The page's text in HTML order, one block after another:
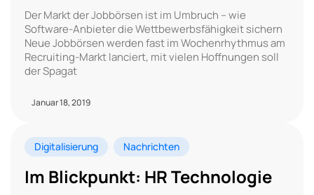
Der Markt der Jobbörsen ist im Umbruch – wie
Software-Anbieter die Wettbewerbsfähigkeit sichern
Neue Jobbörsen werden fast im Wochenrhythmus am
Recruiting-Markt lanciert, mit vielen Hoffnungen soll
der Spagat
Januar 18, 2019
Digitalisierung Nachrichten
Im Blickpunkt: HR Technologie